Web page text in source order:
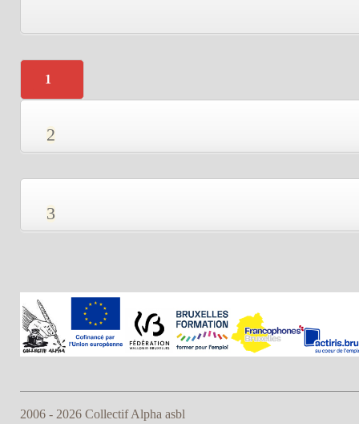
1
2
3
2006 - 2026 Collectif Alpha asbl